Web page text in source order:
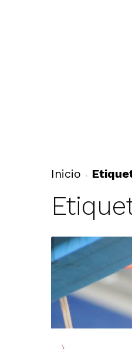
Inicio